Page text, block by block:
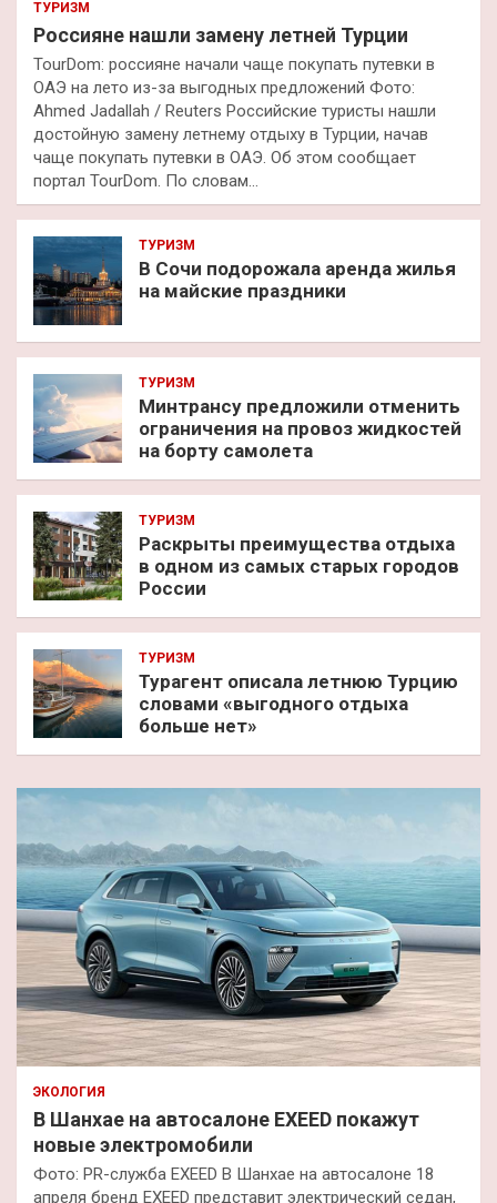
ТУРИЗМ
Россияне нашли замену летней Турции
TourDom: россияне начали чаще покупать путевки в
ОАЭ на лето из-за выгодных предложений Фото:
Ahmed Jadallah / Reuters Российские туристы нашли
достойную замену летнему отдыху в Турции, начав
чаще покупать путевки в ОАЭ. Об этом сообщает
портал TourDom. По словам…
ТУРИЗМ
В Сочи подорожала аренда жилья
на майские праздники
ТУРИЗМ
Минтрансу предложили отменить
ограничения на провоз жидкостей
на борту самолета
ТУРИЗМ
Раскрыты преимущества отдыха
в одном из самых старых городов
России
ТУРИЗМ
Турагент описала летнюю Турцию
словами «выгодного отдыха
больше нет»
ЭКОЛОГИЯ
В Шанхае на автосалоне EXEED покажут
новые электромобили
Фото: PR-служба EXEED В Шанхае на автосалоне 18
апреля бренд EXEED представит электрический седан,